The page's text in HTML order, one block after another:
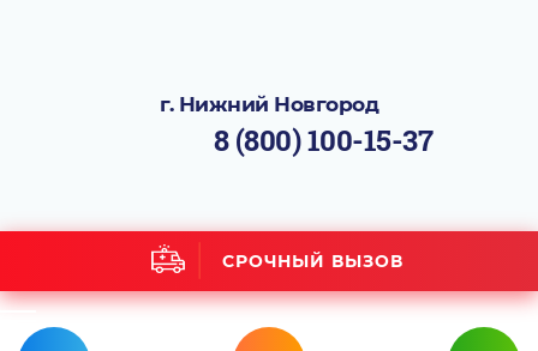
г. Нижний Новгород
8 (800) 100-15-37
СРОЧНЫЙ ВЫЗОВ